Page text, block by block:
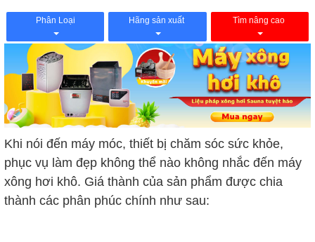
Phân Loại Hãng sản xuất Tìm nâng cao
Khi nói đến máy móc, thiết bị chăm sóc sức khỏe,
phục vụ làm đẹp không thể nào không nhắc đến máy
xông hơi khô. Giá thành của sản phẩm được chia
thành các phân phúc chính như sau: